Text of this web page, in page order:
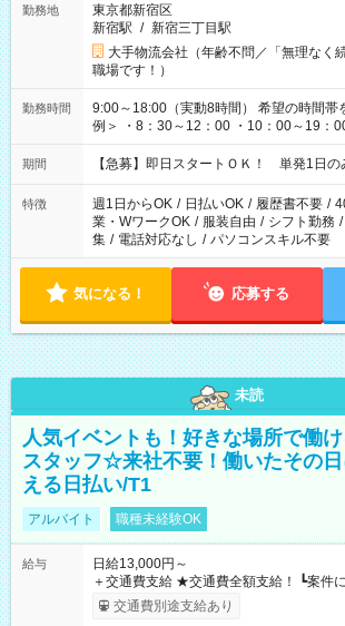
勤務地
東京都新宿区
新宿駅 / 新宿三丁目駅
大手物流会社（年齢不問／「無理なく
職場です！）
勤務時間
9:00～18:00（実動8時間） 希望の時間帯を選べます！ ＜シフト
例＞ ・8：30～12：00 ・10：00～19：
・13：00～22：00 ・22：00～翌6：00
期間 【急募】即日スタートＯＫ！ 単発1日の
特徴 週1日からOK / 日払いOK / 履歴書不要 /
業・WワークOK / 服装自由 / シフト勤務 /
集 / 電話対応なし / パソコンスキル不要
気になる！ 応募する
未読
人気イベントも！好きな場所で働
スタッフ☆来社不要！働いたその
える日払い/T1
アルバイト 職種未経験OK
給与
日給13,000円～
＋交通費支給 ★交通費全額支給！ ┗案件により規定あり ★日払
いOK！（規定あり） ┗働いたその日に現
ンビニATMから 日払い分を引き落とせます！ 【試用期
交通費別途支給あり